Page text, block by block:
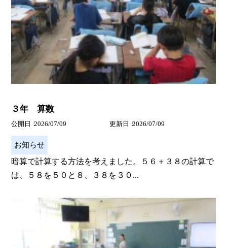
３年 算数
公開日 2026/07/09 更新日 2026/07/09
お知らせ
暗算で計算する方法を考えました。５６＋３８の計算で
は、５８を５０と８、３８を３０...